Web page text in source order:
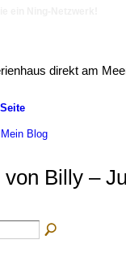
direkt am
Mein Blog
von Billy –